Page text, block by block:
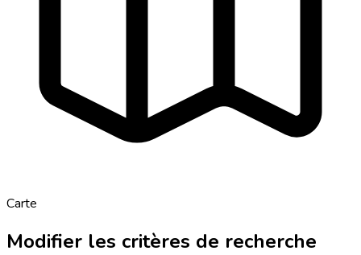
Carte
Modifier les critères de recherche